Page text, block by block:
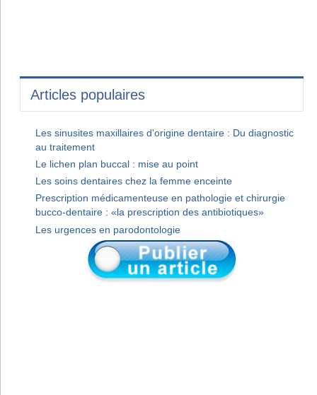
Articles populaires
Les sinusites maxillaires d'origine dentaire : Du diagnostic
au traitement
Le lichen plan buccal : mise au point
Les soins dentaires chez la femme enceinte
Prescription médicamenteuse en pathologie et chirurgie
bucco-dentaire : «la prescription des antibiotiques»
Les urgences en parodontologie